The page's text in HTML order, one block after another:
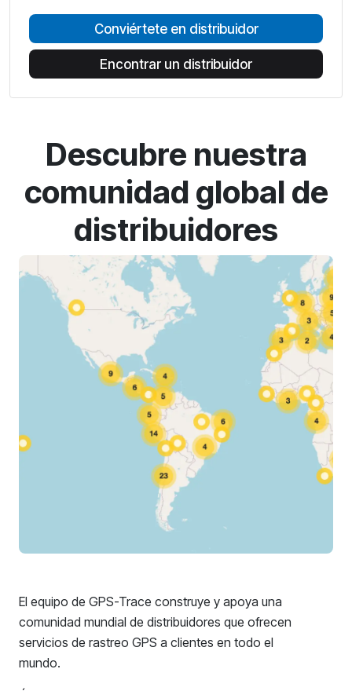
Conviértete en distribuidor
Encontrar un distribuidor
Descubre nuestra
comunidad global de
distribuidores
El equipo de GPS-Trace construye y apoya una
comunidad mundial de distribuidores que ofrecen
servicios de rastreo GPS a clientes en todo el
mundo.